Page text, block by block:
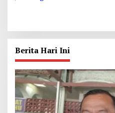
Berita Hari Ini